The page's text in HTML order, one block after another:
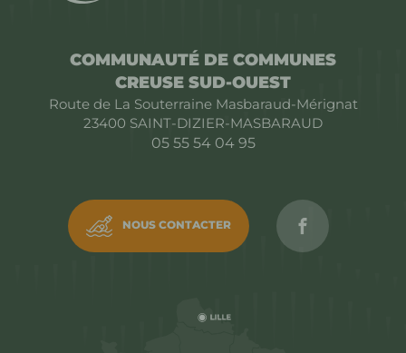
COMMUNAUTÉ DE COMMUNES
CREUSE SUD-OUEST
Route de La Souterraine Masbaraud-Mérignat
23400 SAINT-DIZIER-MASBARAUD
05 55 54 04 95
NOUS CONTACTER Rejoignez